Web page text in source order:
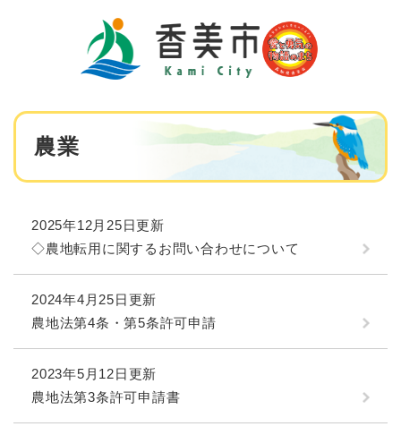
本
農業
2025年12月25日更新
◇農地転用に関するお問い合わせについて
2024年4月25日更新
農地法第4条・第5条許可申請
2023年5月12日更新
農地法第3条許可申請書